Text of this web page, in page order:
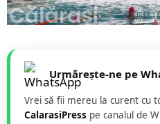
Urmărește-ne pe
Vrei să fii mereu la curent cu
CalarasiPress pe canalul de